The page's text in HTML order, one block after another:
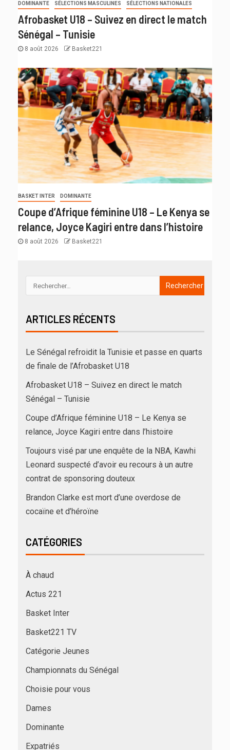
DOMINANTE SÉLECTIONS MASCULINES SÉLECTIONS NATIONALES
Afrobasket U18 – Suivez en direct le match
Sénégal – Tunisie
8 août 2026 Basket221
BASKET INTER DOMINANTE
Coupe d’Afrique féminine U18 – Le Kenya se
relance, Joyce Kagiri entre dans l’histoire
8 août 2026 Basket221
ARTICLES RÉCENTS
Le Sénégal refroidit la Tunisie et passe en quarts
de finale de l’Afrobasket U18
Afrobasket U18 – Suivez en direct le match
Sénégal – Tunisie
Coupe d’Afrique féminine U18 – Le Kenya se
relance, Joyce Kagiri entre dans l’histoire
Toujours visé par une enquête de la NBA, Kawhi
Leonard suspecté d’avoir eu recours à un autre
contrat de sponsoring douteux
Brandon Clarke est mort d’une overdose de
cocaïne et d’héroïne
CATÉGORIES
À chaud
Actus 221
Basket Inter
Basket221 TV
Catégorie Jeunes
Championnats du Sénégal
Choisie pour vous
Dames
Dominante
Expatriés